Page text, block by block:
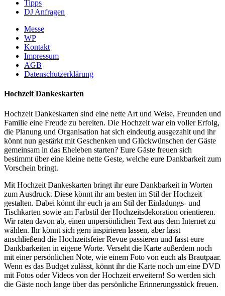
Tipps
DJ Anfragen
Messe
WP
Kontakt
Impressum
AGB
Datenschutzerklärung
Hochzeit Dankeskarten
Hochzeit Dankeskarten sind eine nette Art und Weise, Freunden und
Familie eine Freude zu bereiten. Die Hochzeit war ein voller Erfolg,
die Planung und Organisation hat sich eindeutig ausgezahlt und ihr
könnt nun gestärkt mit Geschenken und Glückwünschen der Gäste
gemeinsam in das Eheleben starten? Eure Gäste freuen sich
bestimmt über eine kleine nette Geste, welche eure Dankbarkeit zum
Vorschein bringt.
Mit Hochzeit Dankeskarten bringt ihr eure Dankbarkeit in Worten
zum Ausdruck. Diese könnt ihr am besten im Stil der Hochzeit
gestalten. Dabei könnt ihr euch ja am Stil der Einladungs- und
Tischkarten sowie am Farbstil der Hochzeitsdekoration orientieren.
Wir raten davon ab, einen unpersönlichen Text aus dem Internet zu
wählen. Ihr könnt sich gern inspirieren lassen, aber lasst
anschließend die Hochzeitsfeier Revue passieren und fasst eure
Dankbarkeiten in eigene Worte. Verseht die Karte außerdem noch
mit einer persönlichen Note, wie einem Foto von euch als Brautpaar.
Wenn es das Budget zulässt, könnt ihr die Karte noch um eine DVD
mit Fotos oder Videos von der Hochzeit erweitern! So werden sich
die Gäste noch lange über das persönliche Erinnerungsstück freuen.